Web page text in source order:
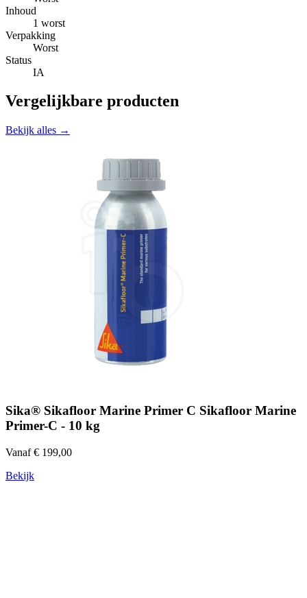
Inhoud
1 worst
Verpakking
Worst
Status
IA
Vergelijkbare producten
Bekijk alles →
Sika® Sikafloor Marine Primer C Sikafloor Marine
Primer-C - 10 kg
Vanaf € 199,00
Bekijk